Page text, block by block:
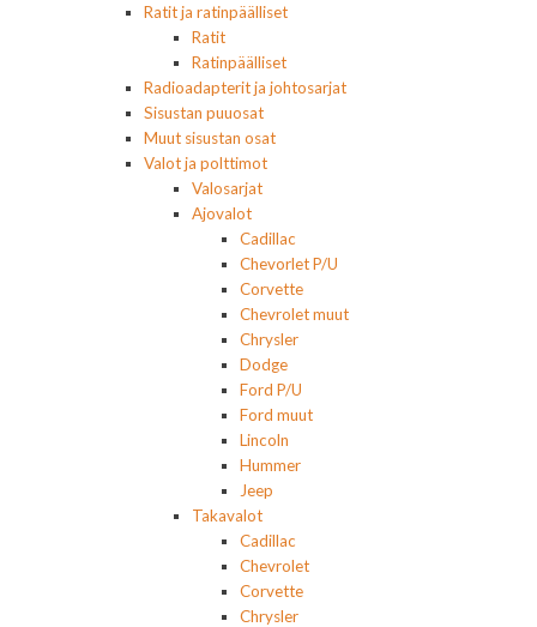
Ratit ja ratinpäälliset
Ratit
Ratinpäälliset
Radioadapterit ja johtosarjat
Sisustan puuosat
Muut sisustan osat
Valot ja polttimot
Valosarjat
Ajovalot
Cadillac
Chevorlet P/U
Corvette
Chevrolet muut
Chrysler
Dodge
Ford P/U
Ford muut
Lincoln
Hummer
Jeep
Takavalot
Cadillac
Chevrolet
Corvette
Chrysler